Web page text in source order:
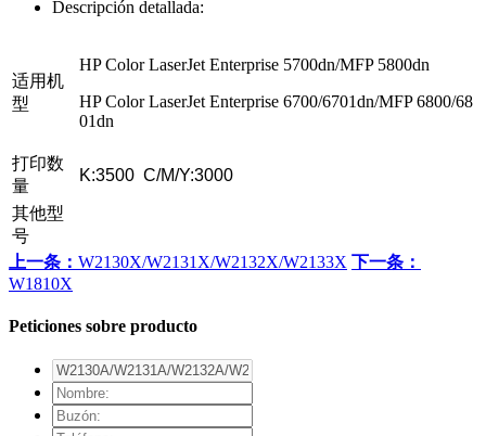
Descripción detallada:
适用机
型
HP Color LaserJet Enterprise 5700dn/MFP 5800dn
HP Color LaserJet Enterprise 6700/6701dn/MFP 6800/68
01dn
打印数
量
K:3500 C/M/Y:3000
其他型
号
上一条： W2130X/W2131X/W2132X/W2133X 下一条：
W1810X
Peticiones sobre producto